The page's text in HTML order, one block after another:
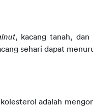
, kacang tanah, dan
sehari dapat
adalah